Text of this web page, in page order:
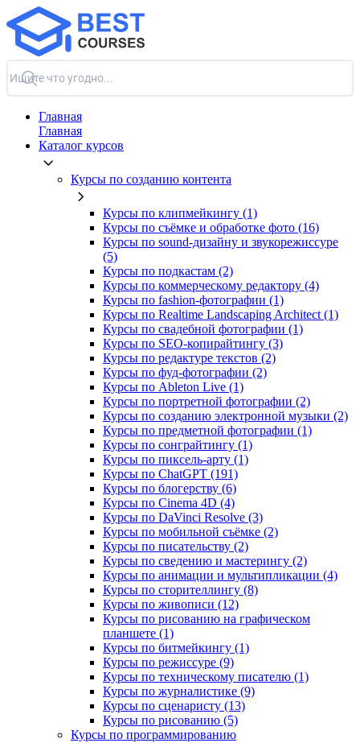
Главная
Главная
Каталог курсов
Курсы по созданию контента
Курсы по клипмейкингу (1)
Курсы по съёмке и обработке фото (16)
Курсы по sound-дизайну и звукорежиссуре
(5)
Курсы по подкастам (2)
Курсы по коммерческому редактору (4)
Курсы по fashion-фотографии (1)
Курсы по Realtime Landscaping Architect (1)
Курсы по свадебной фотографии (1)
Курсы по SEO-копирайтингу (3)
Курсы по редактуре текстов (2)
Курсы по фуд-фотографии (2)
Курсы по Ableton Live (1)
Курсы по портретной фотографии (2)
Курсы по созданию электронной музыки (2)
Курсы по предметной фотографии (1)
Курсы по сонграйтингу (1)
Курсы по пиксель-арту (1)
Курсы по ChatGPT (191)
Курсы по блогерству (6)
Курсы по Cinema 4D (4)
Курсы по DaVinci Resolve (3)
Курсы по мобильной съёмке (2)
Курсы по писательству (2)
Курсы по сведению и мастерингу (2)
Курсы по анимации и мультипликации (4)
Курсы по сторителлингу (8)
Курсы по живописи (12)
Курсы по рисованию на графическом
планшете (1)
Курсы по битмейкингу (1)
Курсы по режиссуре (9)
Курсы по техническому писателю (1)
Курсы по журналистике (9)
Курсы по сценаристу (13)
Курсы по рисованию (5)
Курсы по программированию